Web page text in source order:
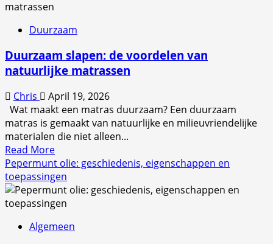
en
van
Jimbaran
paradijs
aan
de
Bali-
kust
Duurzaam
Duurzaam slapen: de voordelen van
natuurlijke matrassen
Chris
April 19, 2026
Wat maakt een matras duurzaam? Een duurzaam
matras is gemaakt van natuurlijke en milieuvriendelijke
materialen die niet alleen...
Read MoreRead
more
about
Duurzaam
slapen:
voordelen
Pepermunt olie: geschiedenis, eigenschappen en
toepassingen
Algemeen